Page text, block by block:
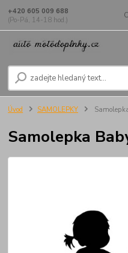
+420 605 009 688
(Po-Pá, 14-18 hod.)
Úvod SAMOLEPKY
Samolepka